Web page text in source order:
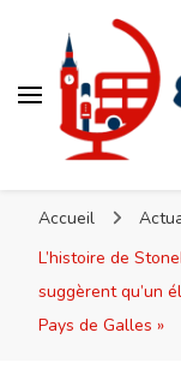
Accueil
L’histoire de
suggèrent qu’un
Pays de Galles »